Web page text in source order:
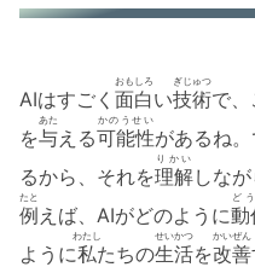
AIはすごく 面白
おもしろ
い技術
ぎじゅつ
で
を与
あた
える可能性
かのうせい
があるね
るから、それを理解
りかい
しなが
例
たと
えば、AIがどのように動
ど
ように私
わたし
たちの生活
せいかつ
を改善
かいぜん